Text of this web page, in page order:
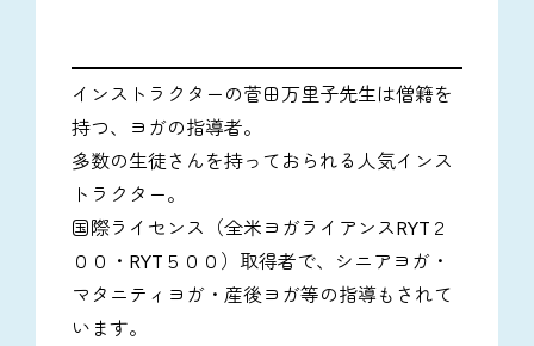
インストラクターの菅田万里子先生は僧籍を
持つ、ヨガの指導者。
多数の生徒さんを持っておられる人気インス
トラクター。
国際ライセンス（全米ヨガライアンスRYT２
００・RYT５００）取得者で、シニアヨガ・
マタニティヨガ・産後ヨガ等の指導もされて
います。